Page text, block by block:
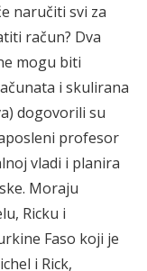
naručiti svi za
račun? Dva
mogu biti
i skulirana
dogovorili su
profesor
vladi i planira
Moraju
Ricku i
Faso koji je
i Rick,